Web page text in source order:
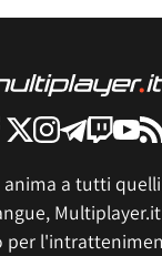
anima a tutti